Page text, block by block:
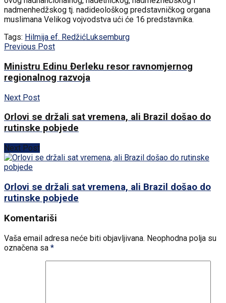
nadmenhedžskog tj. nadideološkog predstavničkog organa
muslimana Velikog vojvodstva ući će 16 predstavnika.
Tags: Hilmija ef. RedžićLuksemburg
Previous Post
Ministru Edinu Đerleku resor ravnomjernog
regionalnog razvoja
Next Post
Orlovi se držali sat vremena, ali Brazil došao do
rutinske pobjede
Next Post
Orlovi se držali sat vremena, ali Brazil došao do
rutinske pobjede
Komentariši
Vaša email adresa neće biti objavljivana. Neophodna polja su
označena sa *